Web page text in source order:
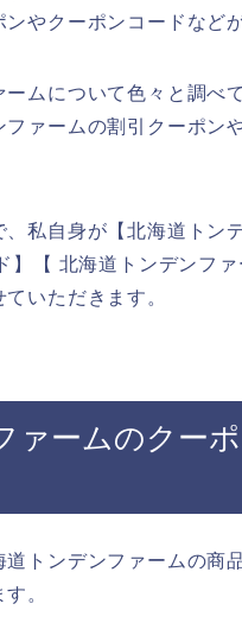
やクーポンコードなど
ムについて色々と調べ
ァームの割引クーポン
私自身が【北海道トン
】【 北海道トンデンフ
いただきます。
ァームのクー
トンデンファームの商
。